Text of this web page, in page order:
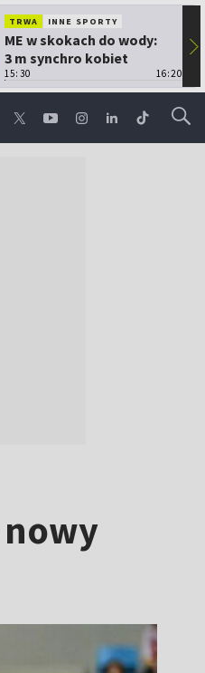
TRWA INNE SPORTY
ME w skokach do wody:
3 m synchro kobiet
15:30 16:20
▶
nowy